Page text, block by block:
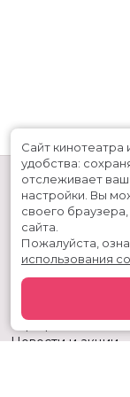
Скоро в кино
Тарифы
Новости и акции
Сайт кинотеатра
удобства:
отслеживает
настройки. Вы
своего
сайта.
Пожалуйста,
использования